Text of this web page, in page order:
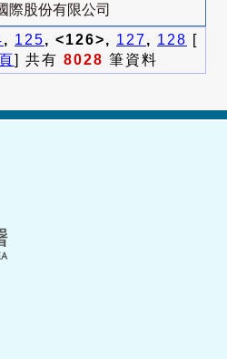
際股份有限公司
, 125, <126>, 127, 128 [
] 共有 8028 筆資料